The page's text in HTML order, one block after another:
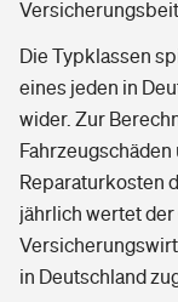
Die Typklassen
eines jeden in
wider. Zur
Reparaturkosten
jährlich wertet
in Deutschland